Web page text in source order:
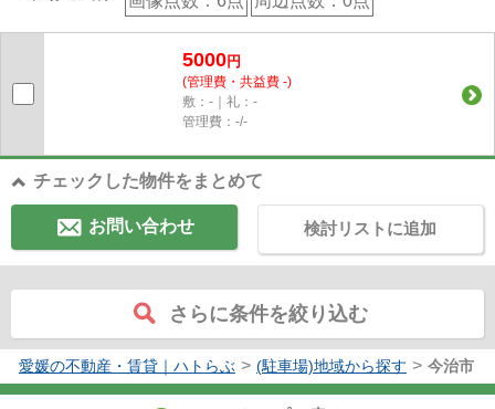
5000円
(管理費・共益費 -)
敷：-｜礼：-
管理費：-/-
チェックした物件をまとめて
お問い合わせ 検討リストに追加
さらに条件を絞り込む
愛媛の不動産・賃貸｜ハトらぶ > (駐車場)地域から探す > 今治市